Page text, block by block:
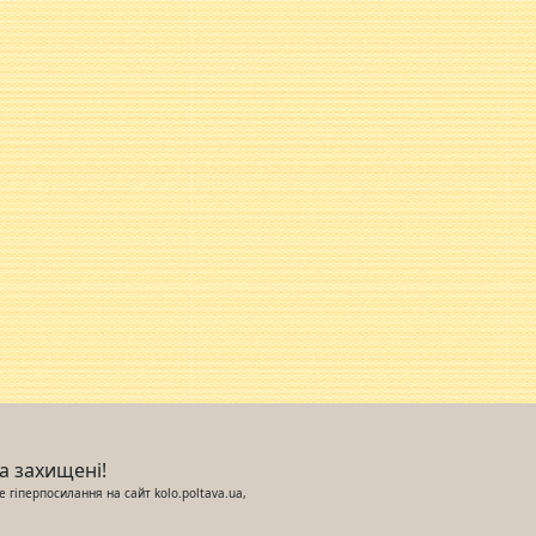
захищені!
гіперпосилання на сайт kolo.poltava.ua,